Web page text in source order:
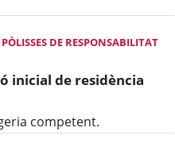
DE RESPONSABILITAT
inicial de residència
competent.